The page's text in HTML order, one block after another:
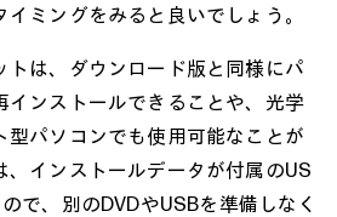
ミングをみると良いでしょう。
トは、ダウンロード版と同様にパ
インストールできることや、光学
型パソコンでも使用可能なことが
、インストールデータが付属のUS
で、別のDVDやUSBを準備しなく